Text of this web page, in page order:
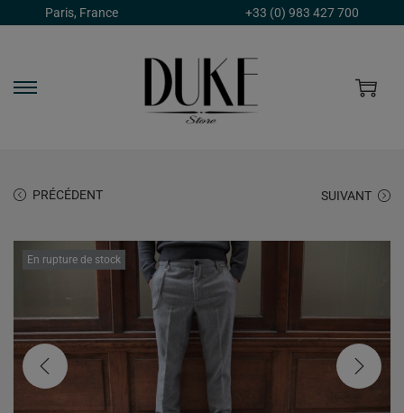
Paris, France +33 (0) 983 427 700
PRÉCÉDENT SUIVANT
En rupture de stock